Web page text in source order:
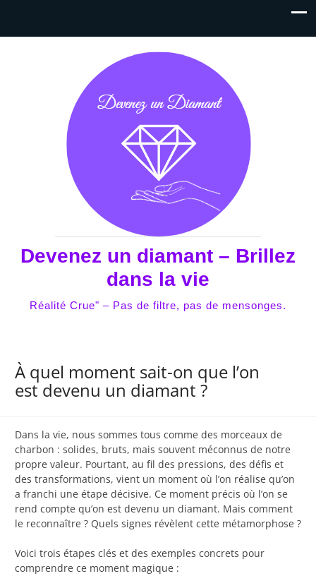
Devenez un diamant – Brillez
dans la vie
Réalité Crue" – Pas de filtre, pas de mensonges.
À quel moment sait-on que l’on
est devenu un diamant ?
Dans la vie, nous sommes tous comme des morceaux de
charbon : solides, bruts, mais souvent méconnus de notre
propre valeur. Pourtant, au fil des pressions, des défis et
des transformations, vient un moment où l’on réalise qu’on
a franchi une étape décisive. Ce moment précis où l’on se
rend compte qu’on est devenu un diamant. Mais comment
le reconnaître ? Quels signes révèlent cette métamorphose ?
Voici trois étapes clés et des exemples concrets pour
comprendre ce moment magique :